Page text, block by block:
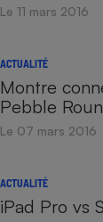
Le 11 mars 2016
ACTUALITÉ
Montre
Pebble
Le 07 mars 2016
ACTUALITÉ
iPad Pro vs